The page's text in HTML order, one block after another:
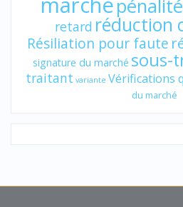
retard réduction
Résiliation pour faute
signature du marché sous-
traitant variante Vérifications
du marché